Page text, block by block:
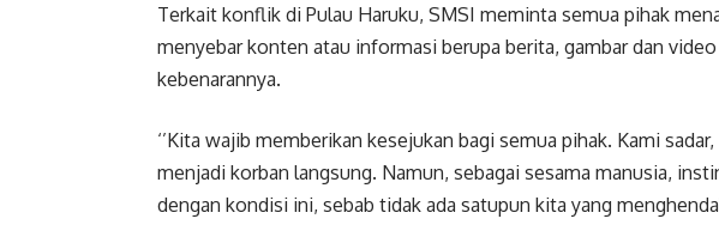
Terkait konflik di Pulau Haruku, SMSI meminta semua pihak
menyebar konten atau informasi berupa berita, gambar dan
kebenarannya.
‘’Kita wajib memberikan kesejukan bagi semua pihak. Kami
menjadi korban langsung. Namun, sebagai sesama manusia,
dengan kondisi ini, sebab tidak ada satupun kita yang